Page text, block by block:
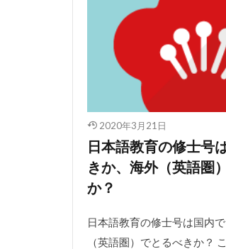
2020年3月21日
日本語教育の修士号
きか、海外（英語圏
か？
日本語教育の修士号は国内
（英語圏）でとるべきか？